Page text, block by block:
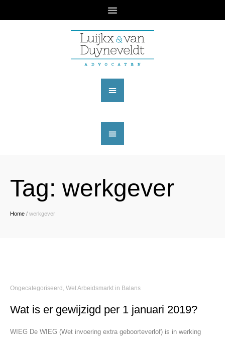
Tag: werkgever
Home / werkgever
Ongecategoriseerd , Wet Arbeidsmarkt in Balans
Wat is er gewijzigd per 1 januari 2019?
WIEG De WIEG (Wet invoering extra geboorteverlof) is in werking